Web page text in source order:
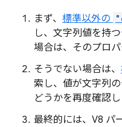
まず、 標準以外の
し、文字列値を持
場合は、そのプロパ
そうでない場合は、
索し、値が文字列
どうかを再度確認し
最終的には、V8 パ